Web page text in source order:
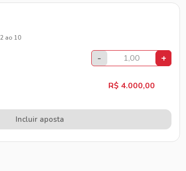
2 ao 10
- +
R$ 4.000,00
Incluir aposta